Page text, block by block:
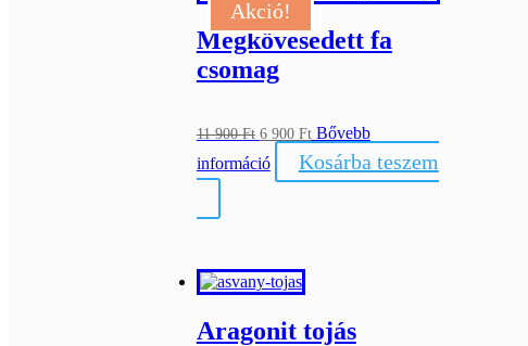
Akció!
Megkövesedett fa
csomag
11 900Ft Original
price
was:
6 900 FtCurrent
price
is:
6
Bővebb
információ
Kosárba teszem
Aragonit tojás